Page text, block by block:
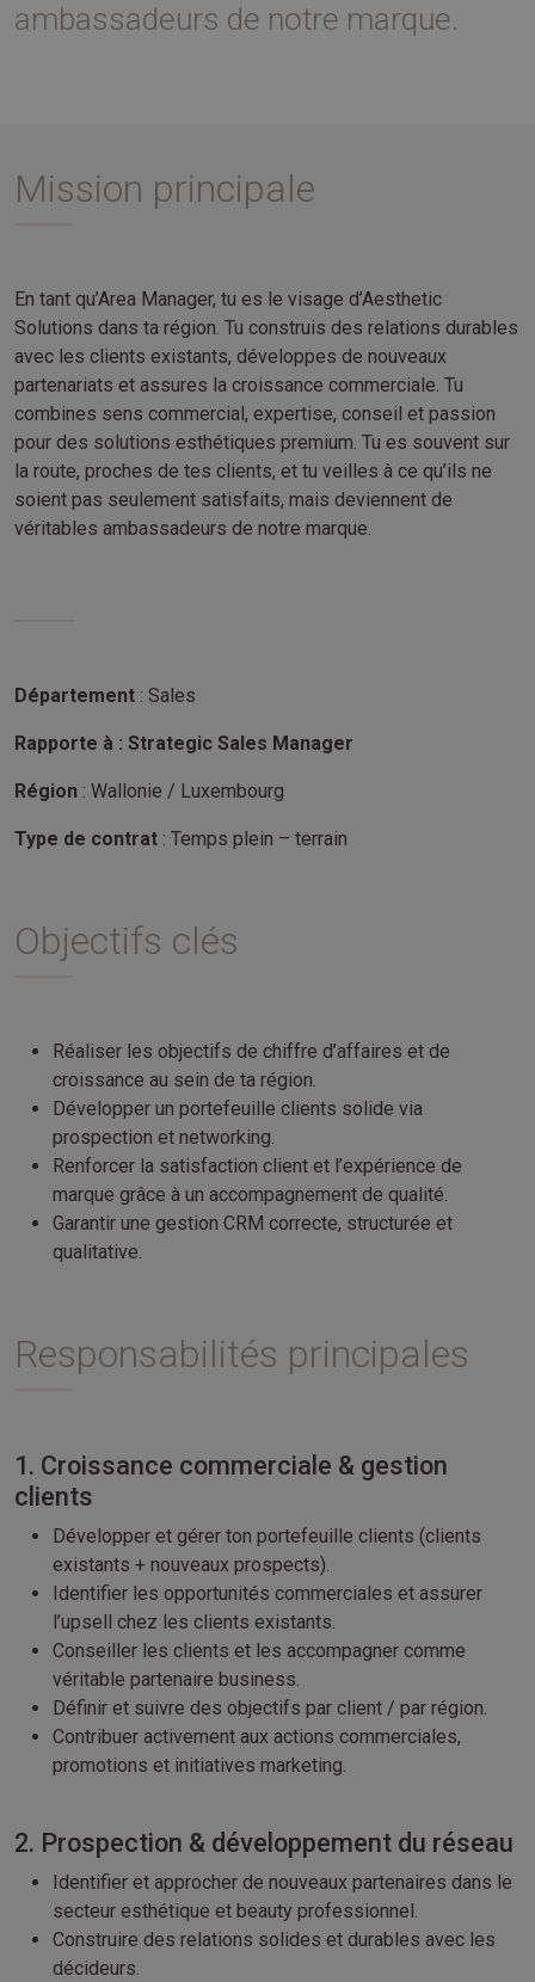
ambassadeurs de notre marque.
Mission principale
En tant qu’Area Manager, tu es le visage d’Aesthetic
Solutions dans ta région. Tu construis des relations durables
avec les clients existants, développes de nouveaux
partenariats et assures la croissance commerciale. Tu
combines sens commercial, expertise, conseil et passion
pour des solutions esthétiques premium. Tu es souvent sur
la route, proches de tes clients, et tu veilles à ce qu’ils ne
soient pas seulement satisfaits, mais deviennent de
véritables ambassadeurs de notre marque.
Département : Sales
Rapporte à : Strategic Sales Manager
Région : Wallonie / Luxembourg
Type de contrat : Temps plein – terrain
Objectifs clés
Réaliser les objectifs de chiffre d’affaires et de
croissance au sein de ta région.
Développer un portefeuille clients solide via
prospection et networking.
Renforcer la satisfaction client et l’expérience de
marque grâce à un accompagnement de qualité.
Garantir une gestion CRM correcte, structurée et
qualitative.
Responsabilités principales
1. Croissance commerciale & gestion
clients
Développer et gérer ton portefeuille clients (clients
existants + nouveaux prospects).
Identifier les opportunités commerciales et assurer
l’upsell chez les clients existants.
Conseiller les clients et les accompagner comme
véritable partenaire business.
Définir et suivre des objectifs par client / par région.
Contribuer activement aux actions commerciales,
promotions et initiatives marketing.
2. Prospection & développement du réseau
Identifier et approcher de nouveaux partenaires dans le
secteur esthétique et beauty professionnel.
Construire des relations solides et durables avec les
décideurs.